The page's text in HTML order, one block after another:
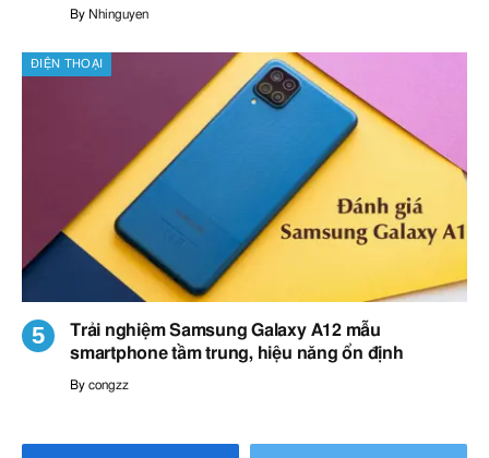
By Nhinguyen
ĐIỆN THOẠI
Trải nghiệm Samsung Galaxy A12 mẫu
smartphone tầm trung, hiệu năng ổn định
By congzz